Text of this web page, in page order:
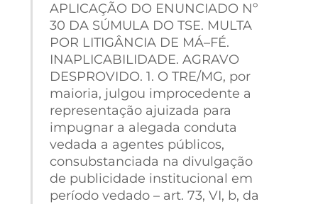
APLICAÇÃO DO ENUNCIADO Nº
30 DA SÚMULA DO TSE. MULTA
POR LITIGÂNCIA DE MÁ–FÉ.
INAPLICABILIDADE. AGRAVO
DESPROVIDO. 1. O TRE/MG, por
maioria, julgou improcedente a
representação ajuizada para
impugnar a alegada conduta
vedada a agentes públicos,
consubstanciada na divulgação
de publicidade institucional em
período vedado – art. 73, VI, b, da